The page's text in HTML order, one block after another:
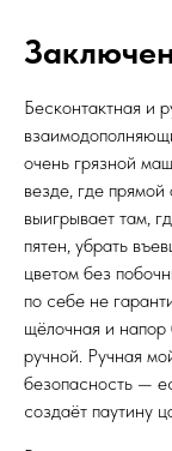
Бесконтактная и
очень грязной
везде, где прямой
выигрывает там,
пятен, убрать
цветом без
по себе не
щёлочная и напор
ручной. Ручная
безопасность —
создаёт паутину